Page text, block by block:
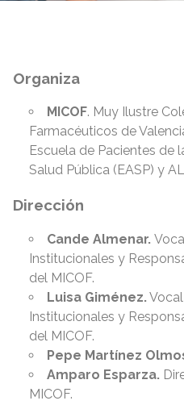
Organiza
MICOF. Muy Ilustre
Farmacéuticos de
Escuela de Pacientes de
Salud Pública (EASP) y
Dirección
Cande Almenar.
Institucionales y
del MICOF.
Luisa Giménez.
Institucionales y
del MICOF.
Pepe Martínez
Amparo Esparza.
MICOF.